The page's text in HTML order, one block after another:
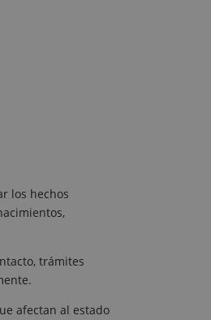
los hechos
trámites
afectan al estado